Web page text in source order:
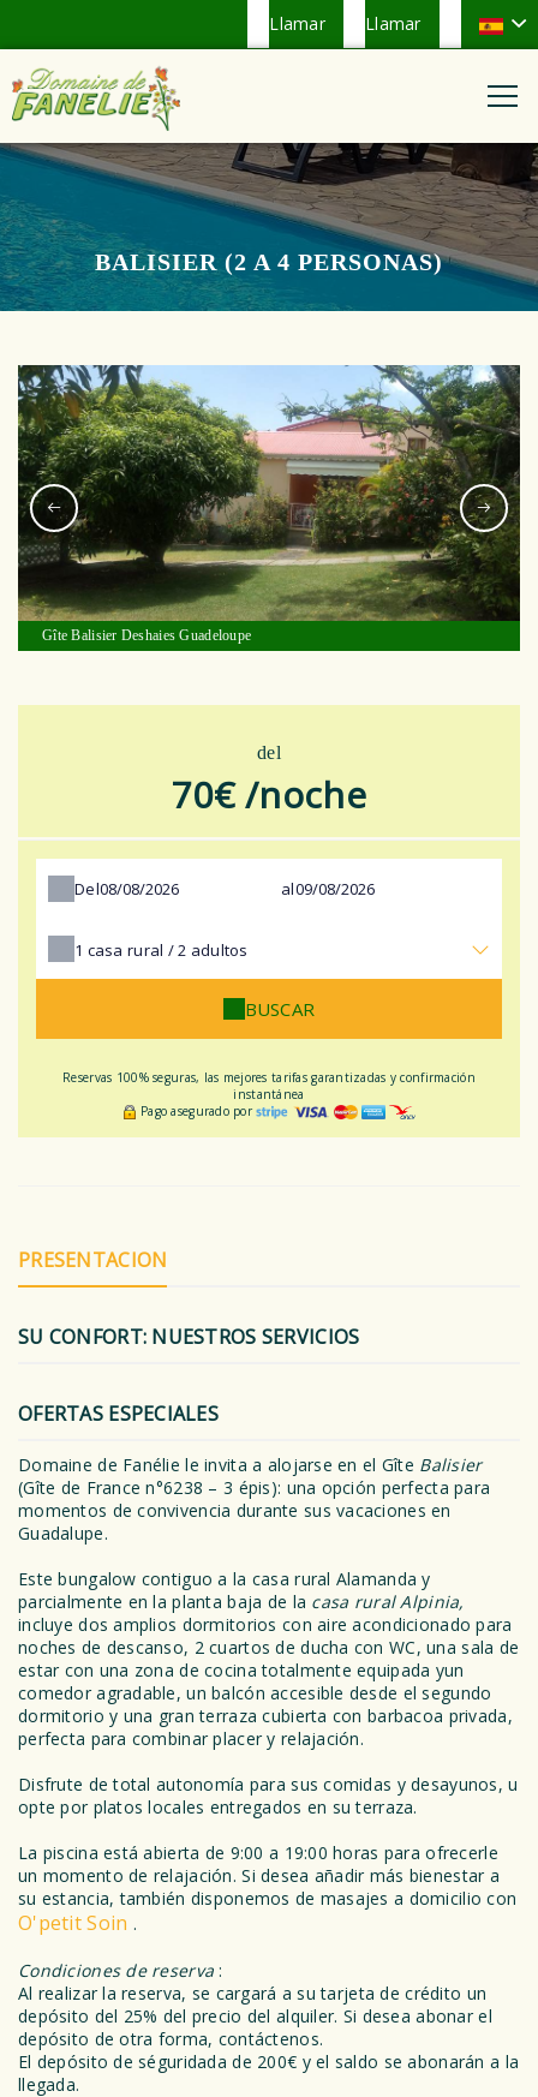
Llamar
Llamar
BALISIER (2 A 4 PERSONAS)
Gîte Balisier Deshaies Guadeloupe
del
70€ /noche
Del al
1 casa rural /2 adultos
BUSCAR
Reservas 100% seguras, las mejores tarifas garantizadas y confirmación
instantánea
Pago asegurado por
PRESENTACION
SU CONFORT: NUESTROS SERVICIOS
OFERTAS ESPECIALES
Domaine de Fanélie le invita a alojarse en el Gîte Balisier
(Gîte de France n°6238 – 3 épis): una opción perfecta para
momentos de convivencia durante sus vacaciones en
Guadalupe.
Este bungalow contiguo a la casa rural Alamanda y
parcialmente en la planta baja de la casa rural Alpinia,
incluye dos amplios dormitorios con aire acondicionado para
noches de descanso, 2 cuartos de ducha con WC, una sala de
estar con una zona de cocina totalmente equipada yun
comedor agradable, un balcón accesible desde el segundo
dormitorio y una gran terraza cubierta con barbacoa privada,
perfecta para combinar placer y relajación.
Disfrute de total autonomía para sus comidas y desayunos, u
opte por platos locales entregados en su terraza.
La piscina está abierta de 9:00 a 19:00 horas para ofrecerle
un momento de relajación. Si desea añadir más bienestar a
su estancia, también disponemos de masajes a domicilio con
O'petit Soin .
Condiciones de reserva :
Al realizar la reserva, se cargará a su tarjeta de crédito un
depósito del 25% del precio del alquiler. Si desea abonar el
depósito de otra forma, contáctenos.
El depósito de séguridada de 200€ y el saldo se abonarán a la
llegada.